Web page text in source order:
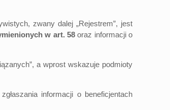
zwany dalej „Rejestrem”, jest
w art. 58oraz informacji o
a wprost wskazuje podmioty
informacji o beneficjentach